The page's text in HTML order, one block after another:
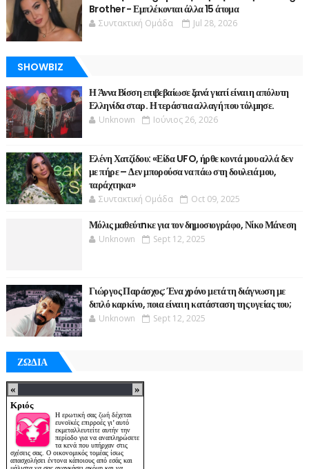
Brother - Εμπλέκονται άλλα 15 άτομα
Συντακτική Ομάδα Jul 28, 2026
SHOWBIZ
Η Άννα Βίσση επιβεβαίωσε ξανά γιατί είναι η απόλυτη
Ελληνίδα σταρ. Η τεράστια αλλαγή που τόλμησε.
Unknown Ιούνιος 26, 2026
Ελένη Χατζίδου: «Είδα UFO, ήρθε κοντά μου αλλά δεν
με πήρε – Δεν μπορούσα να πάω στη δουλειά μου,
ταράχτηκα»
Συντακτική Ομάδα Oct 09, 2025
Μόλις μαθεύτnκε για τον δημοσιογράφο, Νίκο Μάνεση
Unknown Sept 12, 2025
Γιώργος Παράσχος: Ένα χρόνο μετά τη διάγνωση με
διπλό καρκίνο, ποια είναι η κατάσταση της υγείας του;
Unknown Sept 12, 2025
ΖΩΔΙΑ